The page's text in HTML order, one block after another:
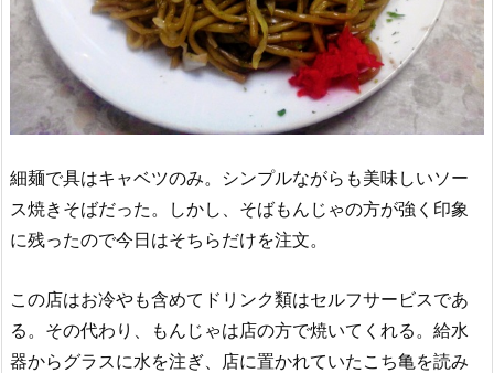
細麺で具はキャベツのみ。シンプルながらも美味しいソー
ス焼きそばだった。しかし、そばもんじゃの方が強く印象
に残ったので今日はそちらだけを注文。
この店はお冷やも含めてドリンク類はセルフサービスであ
る。その代わり、もんじゃは店の方で焼いてくれる。給水
器からグラスに水を注ぎ、店に置かれていたこち亀を読み